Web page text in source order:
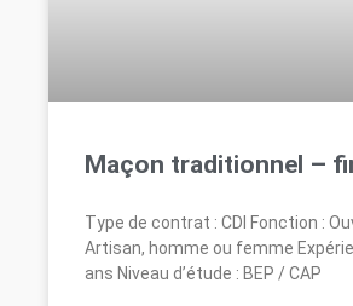
Maçon traditionnel –
Type de contrat : CDI Fonction :
Artisan, homme ou femme
ans Niveau d’étude : BEP / CAP